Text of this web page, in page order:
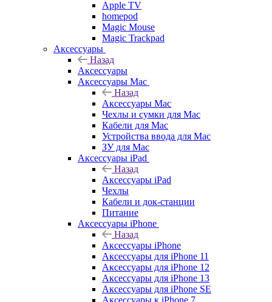
Apple TV
homepod
Magic Mouse
Magic Trackpad
Аксессуары
Назад
Аксессуары
Аксессуары Mac
Назад
Аксессуары Mac
Чехлы и сумки для Mac
Кабели для Mac
Устройства ввода для Mac
ЗУ для Mac
Аксессуары iPad
Назад
Аксессуары iPad
Чехлы
Кабели и док-станции
Питание
Аксессуары iPhone
Назад
Аксессуары iPhone
Аксессуары для iPhone 11
Аксессуары для iPhone 12
Аксессуары для iPhone 13
Аксессуары для iPhone SE
Аксессуары к iPhone 7